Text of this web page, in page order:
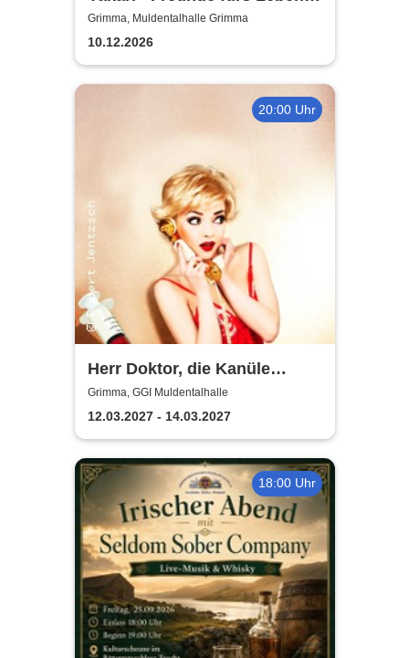
Das Musical für die ganze
Familie
Grimma, Muldentalhalle Grimma
10.12.2026
20:00 Uhr
Herr Doktor, die Kanüle
klemmt
Grimma, GGI Muldentalhalle
12.03.2027 - 14.03.2027
18:00 Uhr